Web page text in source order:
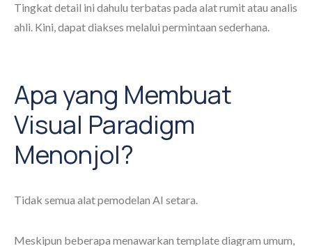
Tingkat detail ini dahulu terbatas pada alat rumit atau analis
ahli. Kini, dapat diakses melalui permintaan sederhana.
Apa yang Membuat
Visual Paradigm
Menonjol?
Tidak semua alat pemodelan AI setara.
Meskipun beberapa menawarkan template diagram umum,